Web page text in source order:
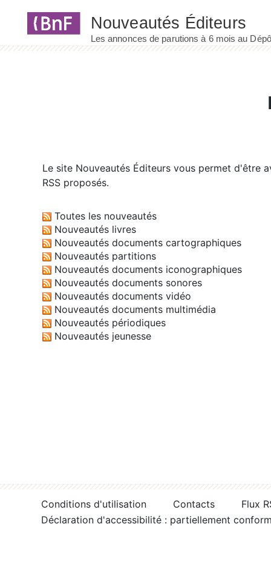
Le site Nouveautés Éditeurs vous permet d'être
RSS proposés.
Toutes les nouveautés
Nouveautés livres
Nouveautés documents cartographiques
Nouveautés partitions
Nouveautés documents iconographiques
Nouveautés documents sonores
Nouveautés documents vidéo
Nouveautés documents multimédia
Nouveautés périodiques
Nouveautés jeunesse
Conditions d'utilisation Contacts
Flux
Déclaration d'accessibilité : partiellement